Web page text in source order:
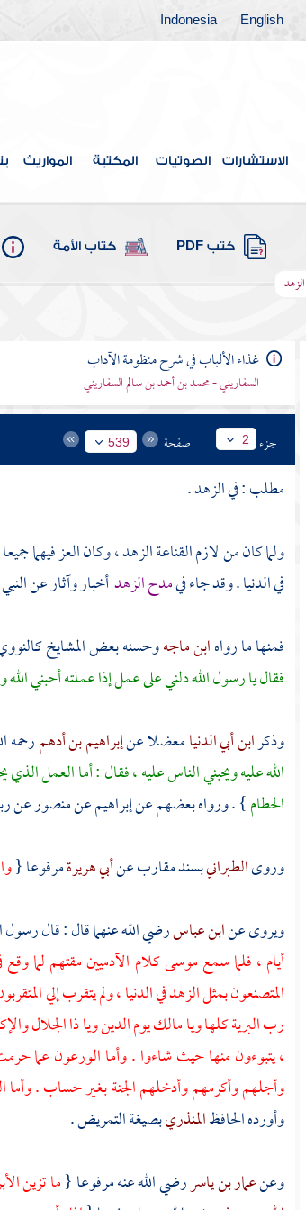
English
Indonesia
الاستشارات الصوتيات المكتبة المواريث
كتب PDF كتاب الأمة
غذاء الألباب في شرح منظومة الآداب
السفاريني - محمد بن أحمد بن سالم السفاريني
جزء 2 صفحة 539
مطلب : في الزهد .
ولما كان من لازم القناعة الزهد ، وكان العز
في الدنيا . وقد جاء فيمدح الزهدأخبار وآثار عن
فمنها ما رواهابن ماجهوحسنه بعض المشايخ
فقال يا رسول الله دلني على عمل إذا عملته أحبني
وذكرابن أبي الدنيامعضلا عنإبراهيم بن أدهمرحمه
الله عليه ويحبني الناس عليه ، فقال : أما العمل
الحطام} . ورواه بعضهم عنإبراهيمعنمنصورعن
وروىالطبرانيبسند مقارب عنأبي هريرةمرفوعا {
ويروى عنابن عباسرضي الله عنهما قال : قال
أيام ، فلما سمعموسىكلام الآدميين مقتهم لما
المتصنعون بمثل الزهد في الدنيا ، ولم يتقرب إلي
رب البرية كلها ويا مالك يوم الدين ويا ذا الجلال
، يتبوءون منها حيث شاءوا . وأما الورعون عما حرمت
وأجلهم وأكرمهم وأدخلهم الجنة بغير حساب . وأما
وأورده الحافظالمنذريبصيغة التمريض .
وعنعمار بن ياسررضي الله عنه مرفوعا {ما تزين